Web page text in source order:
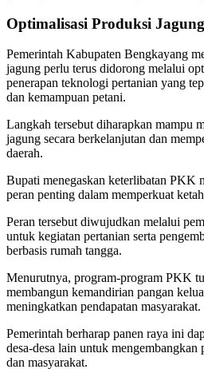
Optimalisasi Produksi
Pemerintah Kabupaten Bengkayang
jagung perlu terus didorong melalui
penerapan teknologi pertanian yang
dan kemampuan petani.
Langkah tersebut diharapkan mampu
jagung secara berkelanjutan dan
daerah.
Bupati menegaskan keterlibatan PKK
peran penting dalam memperkuat
Peran tersebut diwujudkan melalui
untuk kegiatan pertanian serta
berbasis rumah tangga.
Menurutnya, program-program PKK
membangun kemandirian pangan
meningkatkan pendapatan masyarakat.
Pemerintah berharap panen raya ini
desa-desa lain untuk mengembangkan
dan masyarakat.